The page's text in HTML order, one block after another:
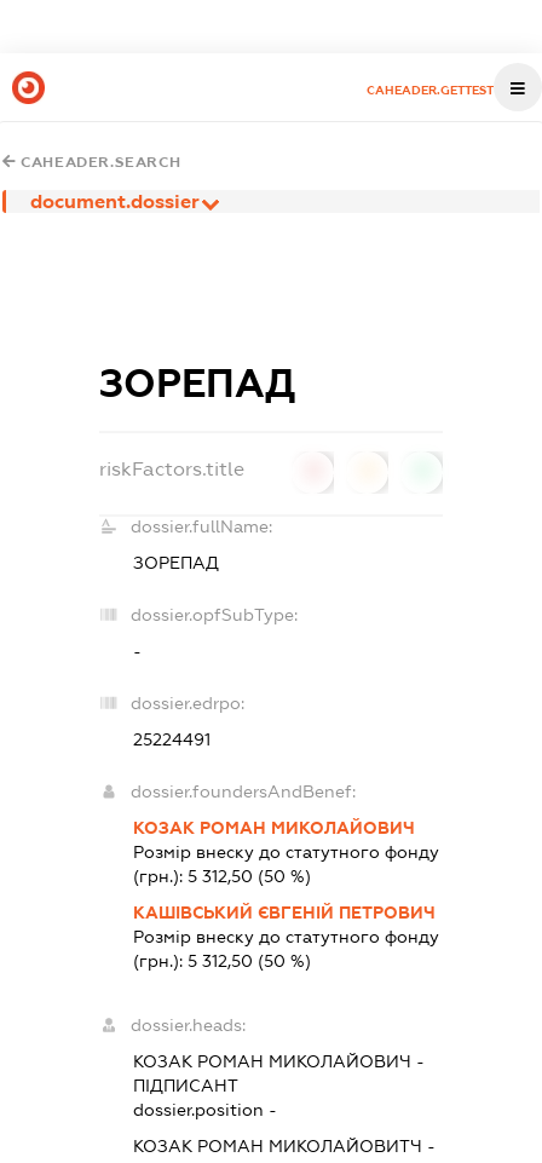
CAHEADER.GETTEST
CAHEADER.SEARCH
document.dossier
ЗОРЕПАД
riskFactors.title
dossier.fullName:
ЗОРЕПАД
dossier.opfSubType:
-
dossier.edrpo:
25224491
dossier.foundersAndBenef:
КОЗАК РОМАН МИКОЛАЙОВИЧ
Розмір внеску до статутного фонду
(грн.): 5 312,50 (50 %)
КАШІВСЬКИЙ ЄВГЕНІЙ ПЕТРОВИЧ
Розмір внеску до статутного фонду
(грн.): 5 312,50 (50 %)
dossier.heads:
КОЗАК РОМАН МИКОЛАЙОВИЧ -
ПІДПИСАНТ
dossier.position -
КОЗАК РОМАН МИКОЛАЙОВИТЧ -